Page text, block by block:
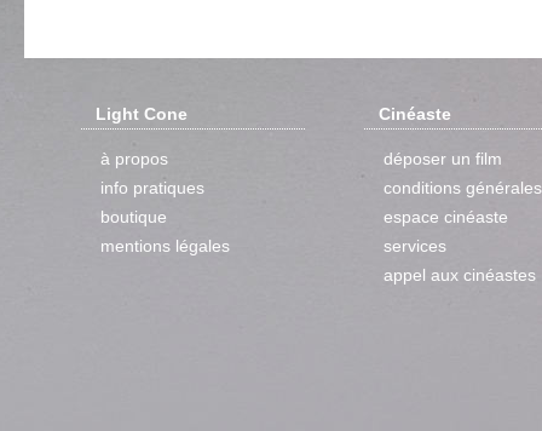
Light Cone
à propos
info pratiques
boutique
mentions légales
Cinéaste
déposer un film
conditions générales
espace cinéaste
services
appel aux cinéastes